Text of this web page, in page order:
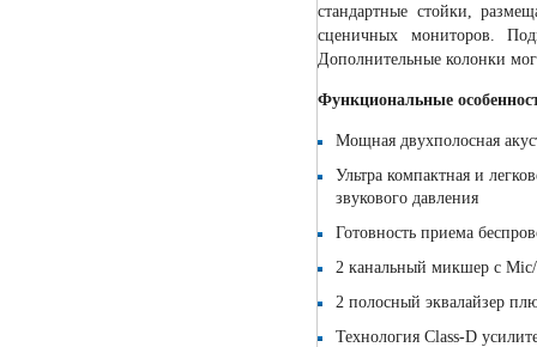
стандартные стойки,
сценичных мониторов.
Дополнительные колонки
Функциональные
Мощная двухполосная
Ультра компактная и
звукового давления
Готовность приема
2 канальный микшер с
2 полосный эквалайзер
Технология Class-D